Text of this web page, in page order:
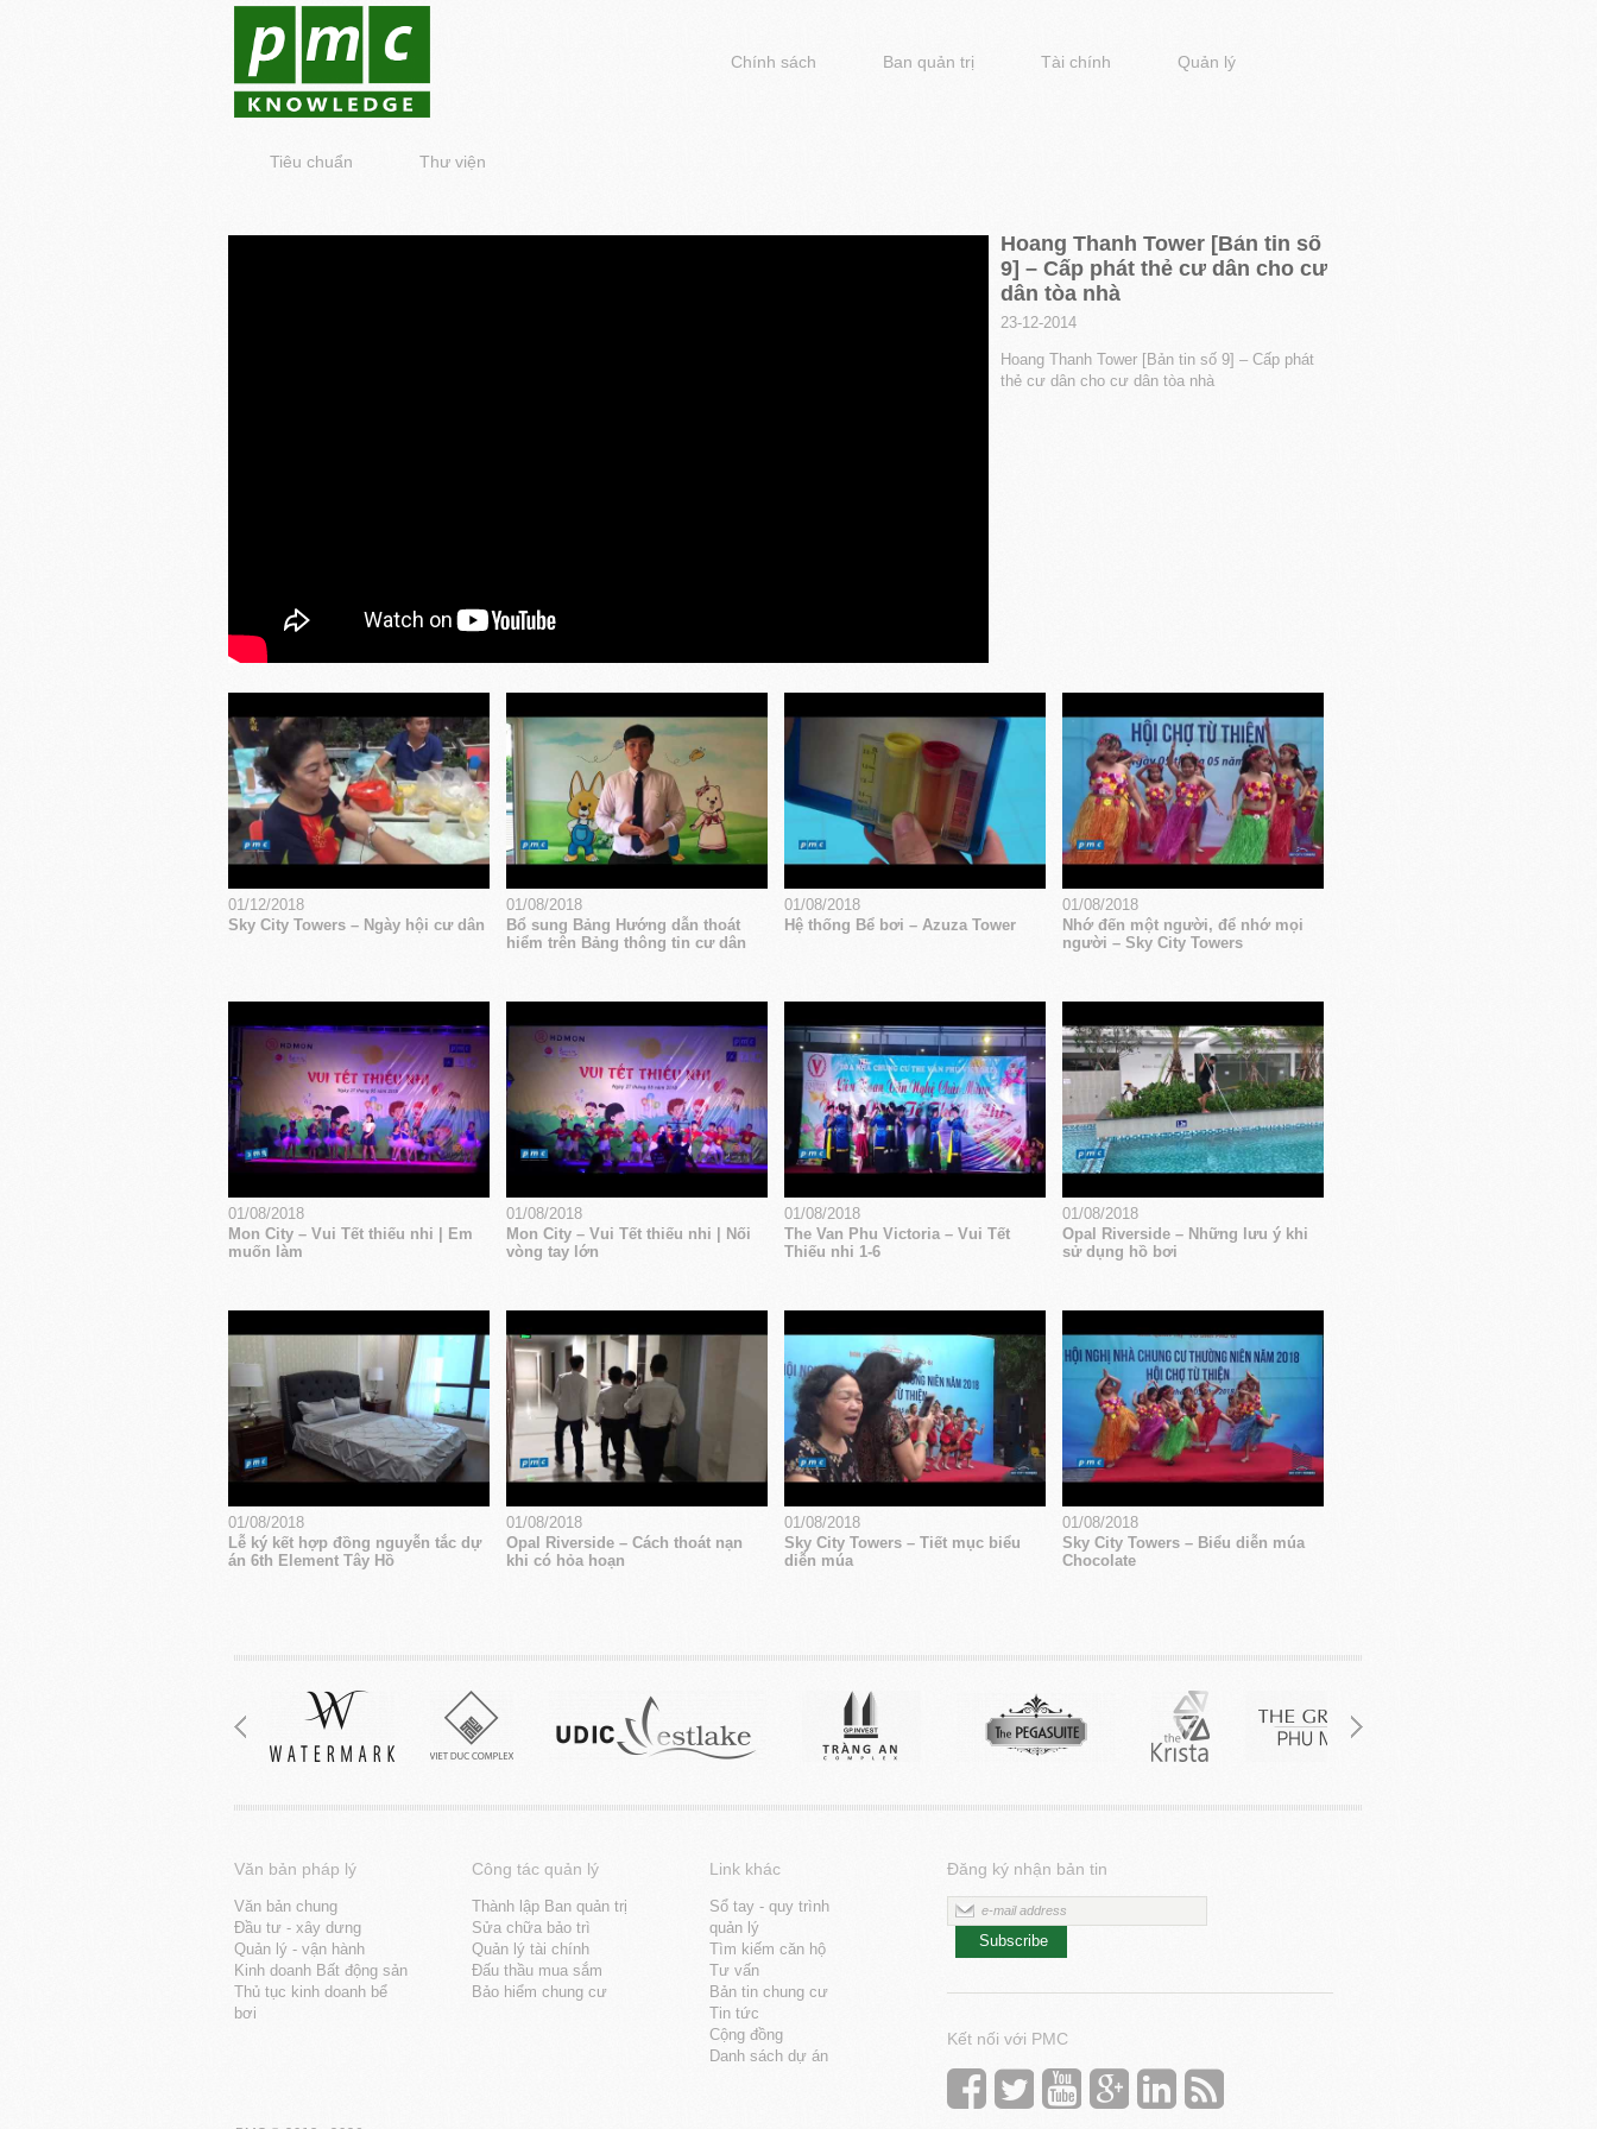
Chính sách Ban quản trị Tài chính Quản lý
Tiêu chuẩn Thư viện
Hoang Thanh Tower [Bản tin số
9] – Cấp phát thẻ cư dân cho cư
dân tòa nhà
23-12-2014
Hoang Thanh Tower [Bản tin số 9] – Cấp phát
thẻ cư dân cho cư dân tòa nhà
01/12/2018
Sky City Towers – Ngày hội cư dân
01/08/2018
Bổ sung Bảng Hướng dẫn thoát
hiểm trên Bảng thông tin cư dân
01/08/2018
Hệ thống Bể bơi – Azuza Tower
01/08/2018
Nhớ đến một người, để nhớ mọi
người – Sky City Towers
01/08/2018
Mon City – Vui Tết thiếu nhi | Em
muốn làm
01/08/2018
Mon City – Vui Tết thiếu nhi | Nối
vòng tay lớn
01/08/2018
The Van Phu Victoria – Vui Tết
Thiếu nhi 1-6
01/08/2018
Opal Riverside – Những lưu ý khi
sử dụng hồ bơi
01/08/2018
Lễ ký kết hợp đồng nguyễn tắc dự
án 6th Element Tây Hồ
01/08/2018
Opal Riverside – Cách thoát nạn
khi có hỏa hoạn
01/08/2018
Sky City Towers – Tiết mục biểu
diễn múa
01/08/2018
Sky City Towers – Biểu diễn múa
Chocolate
Văn bản pháp lý
Văn bản chung
Đầu tư - xây dưng
Quản lý - vận hành
Kinh doanh Bất động sản
Thủ tục kinh doanh bể
bơi
Công tác quản lý
Thành lập Ban quản trị
Sửa chữa bảo trì
Quản lý tài chính
Đấu thầu mua sắm
Bảo hiểm chung cư
Link khác
Sổ tay - quy trình
quản lý
Tìm kiếm căn hộ
Tư vấn
Bản tin chung cư
Tin tức
Cộng đồng
Danh sách dự án
Đăng ký nhận bản tin
Subscribe
Kết nối với PMC